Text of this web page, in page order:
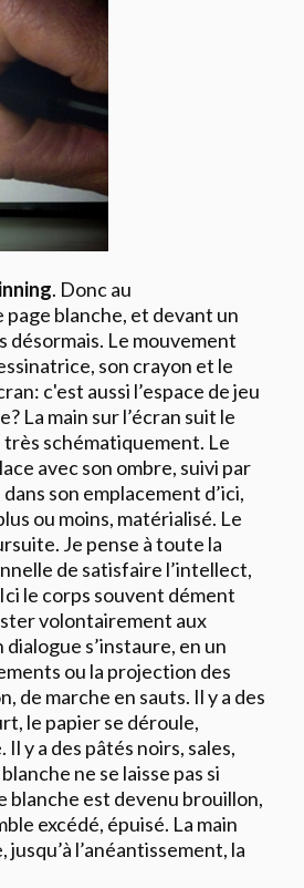
. Donc au
page blanche, et devant un
désormais. Le mouvement
son crayon et le
c'est aussi l’espace de jeu
La main sur l’écran suit le
schématiquement. Le
avec son ombre, suivi par
son emplacement d’ici,
ou moins, matérialisé. Le
Je pense à toute la
de satisfaire l’intellect,
le corps souvent dément
volontairement aux
s’instaure, en un
ou la projection des
de marche en sauts. Il y a des
le papier se déroule,
y a des pâtés noirs, sales,
ne se laisse pas si
blanche est devenu brouillon,
excédé, épuisé. La main
l’anéantissement, la